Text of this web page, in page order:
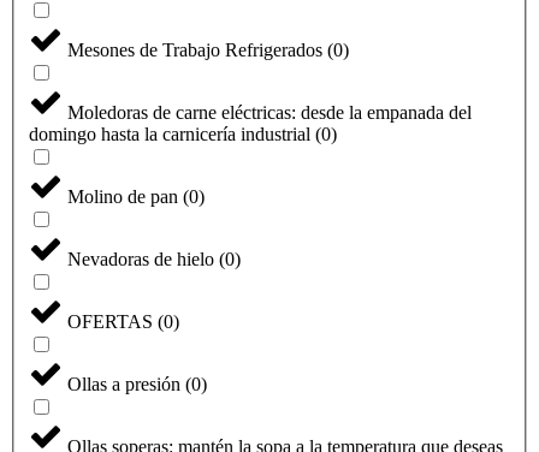
Mesones de Trabajo Refrigerados (0)
Moledoras de carne eléctricas: desde la empanada del
domingo hasta la carnicería industrial (0)
Molino de pan (0)
Nevadoras de hielo (0)
OFERTAS (0)
Ollas a presión (0)
Ollas soperas: mantén la sopa a la temperatura que deseas